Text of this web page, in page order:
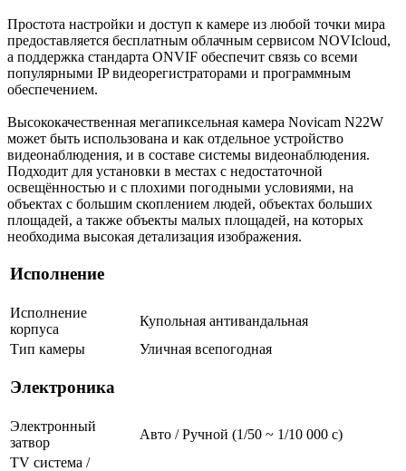
Простота настройки и доступ к камере из любой точки мира
предоставляется бесплатным облачным сервисом NOVIcloud,
а поддержка стандарта ONVIF обеспечит связь со всеми
популярными IP видеорегистраторами и программным
обеспечением.
Высококачественная мегапиксельная камера Novicam N22W
может быть использована и как отдельное устройство
видеонаблюдения, и в составе системы видеонаблюдения.
Подходит для установки в местах с недостаточной
освещённостью и с плохими погодными условиями, на
объектах с большим скоплением людей, объектах больших
площадей, а также объекты малых площадей, на которых
необходима высокая детализация изображения.
Исполнение
Исполнение
корпуса
Купольная антивандальная
Тип камеры
Уличная всепогодная
Электроника
Электронный
затвор
Авто / Ручной (1/50 ~ 1/10 000 с)
TV система /